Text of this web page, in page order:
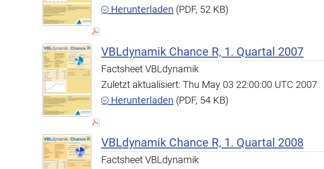
Herunterladen (PDF, 52 KB)
VBLdynamik Chance R, 1. Quartal 2007
Factsheet VBLdynamik
Zuletzt aktualisiert: Thu May 03 22:00:00 UTC 2007
Herunterladen (PDF, 54 KB)
VBLdynamik Chance R, 1. Quartal 2008
Factsheet VBLdynamik